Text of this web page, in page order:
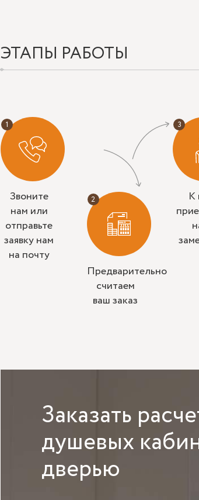
ЭТАПЫ РАБОТЫ
Звоните
нам или
отправьте
заявку нам
на почту
Предварительно
считаем
ваш заказ
К
Заказать
душевых
дверью